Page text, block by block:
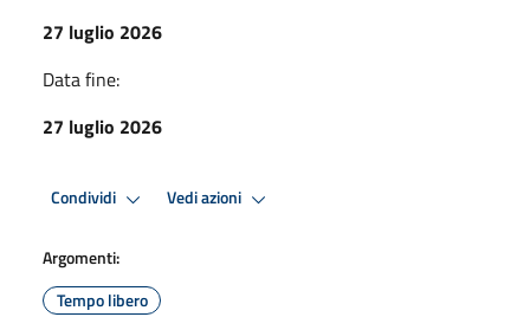
27 luglio 2026
Data fine:
27 luglio 2026
Condividi Vedi azioni
Argomenti:
Tempo libero